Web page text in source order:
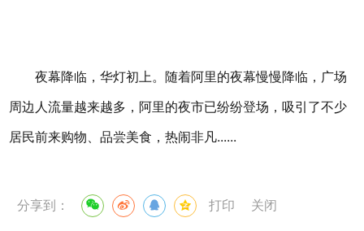
夜幕降临，华灯初上。随着阿里的夜幕慢慢降临，广场
周边人流量越来越多，阿里的夜市已纷纷登场，吸引了不少
居民前来购物、品尝美食，热闹非凡......
分享到： 打印 关闭